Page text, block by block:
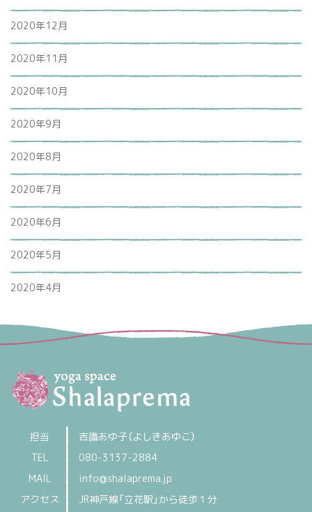
2020年12月
2020年11月
2020年10月
2020年9月
2020年8月
2020年7月
2020年6月
2020年5月
2020年4月
担当
吉識あゆ子（よしきあゆこ）
TEL
080-3137-2884
MAIL
info@shalaprema.jp
アクセス
JR神戸線「立花駅」から徒歩１分